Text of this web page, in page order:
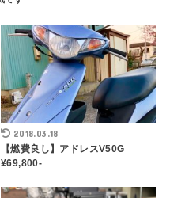
2018.03.18
【燃費良し】アドレスV50G
¥69,800-